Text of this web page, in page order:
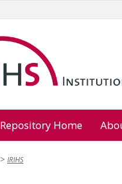
Repository Home
IRIHS